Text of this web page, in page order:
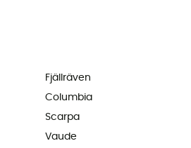
Fjällräven
Columbia
Scarpa
Vaude